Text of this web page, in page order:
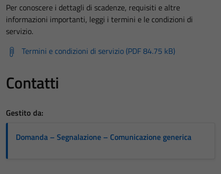
Per conoscere i dettagli di scadenze, requisiti e altre
informazioni importanti, leggi i termini e le condizioni di
servizio.
Termini e condizioni di servizio (PDF 84.75 kB)
Contatti
Gestito da:
Domanda – Segnalazione – Comunicazione generica